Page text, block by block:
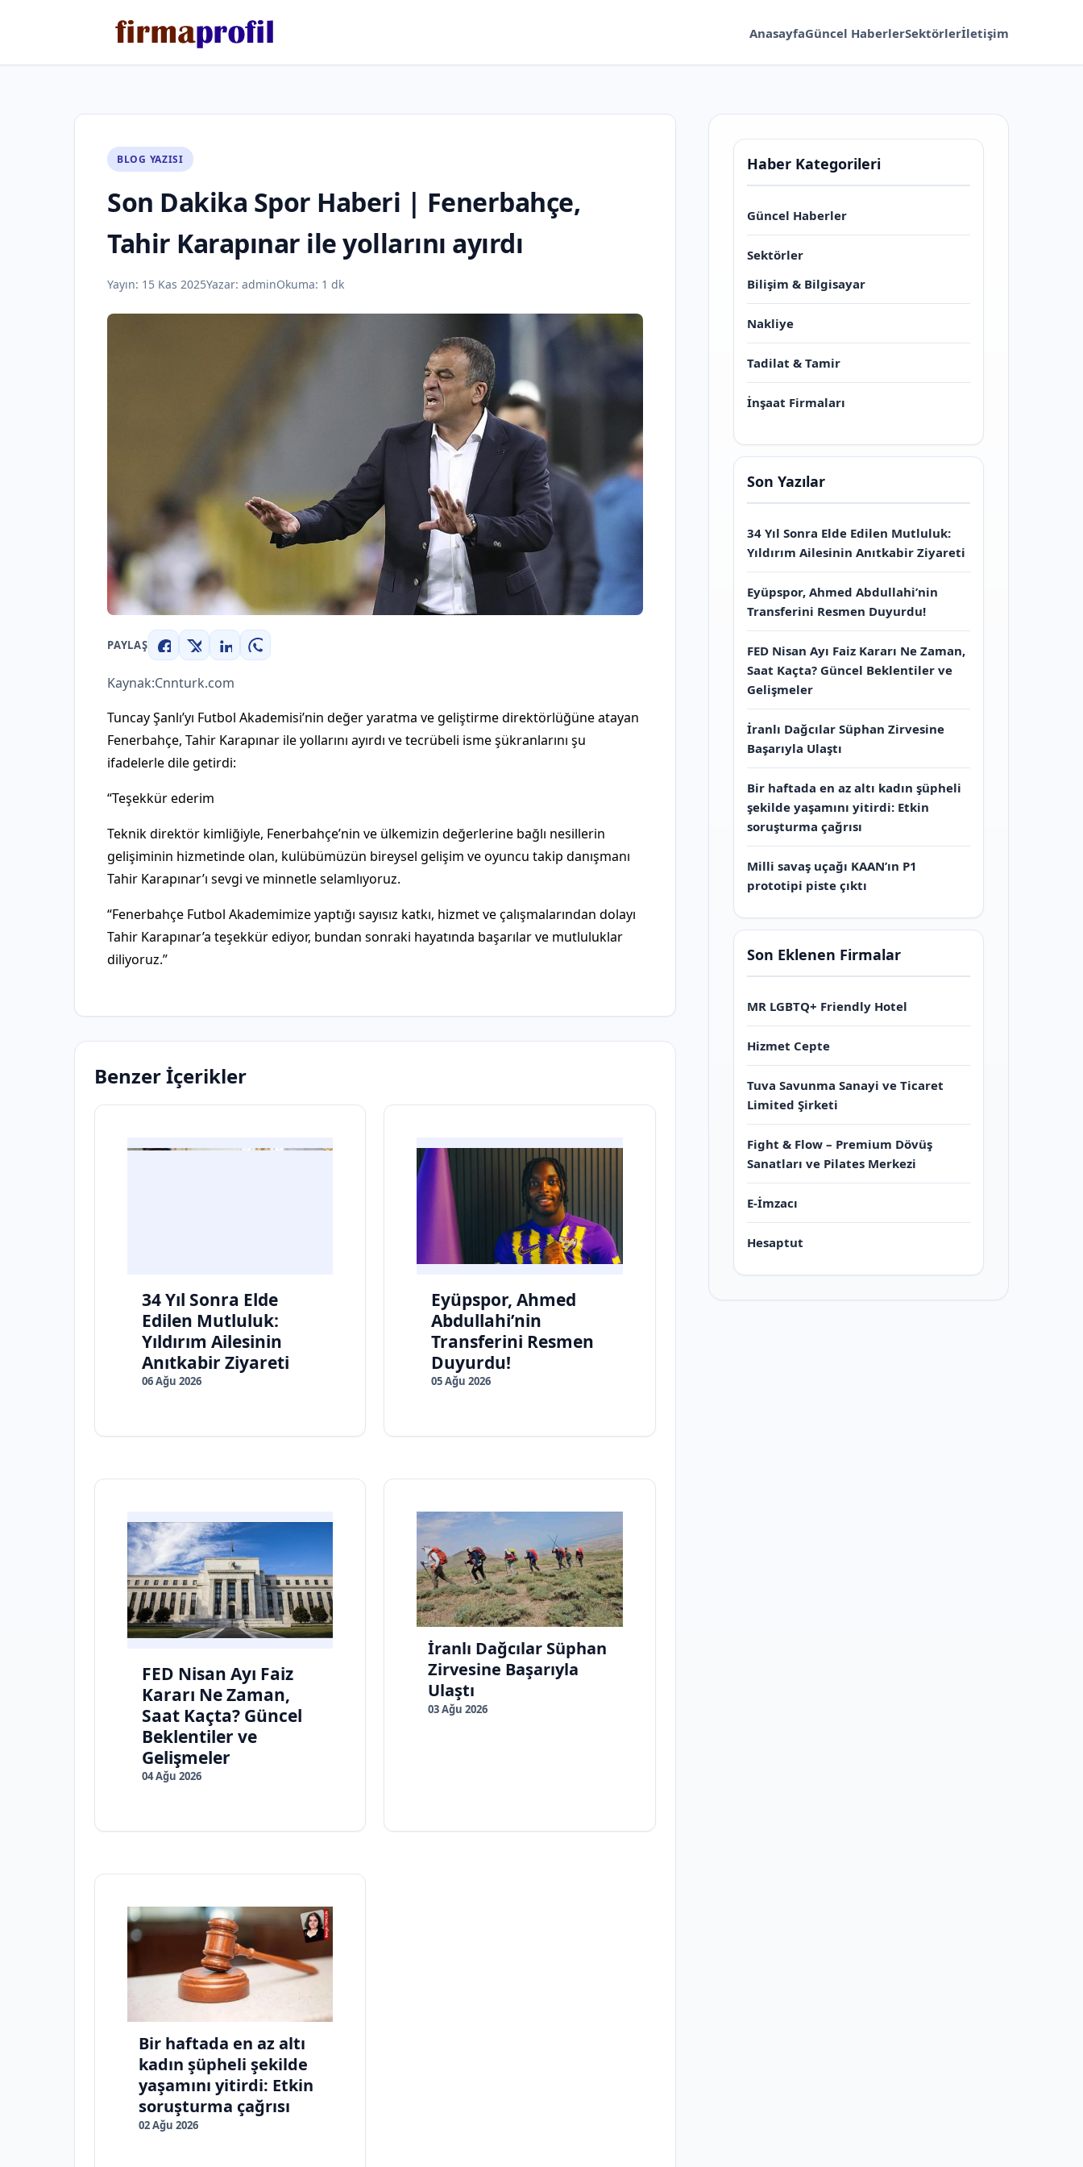
AnasayfaGüncel HaberlerSektörlerİletişim
BLOG YAZISI
Son Dakika Spor Haberi | Fenerbahçe,
Tahir Karapınar ile yollarını ayırdı
Yayın: 15 Kas 2025Yazar: adminOkuma: 1 dk
PAYLAŞ
Facebook
X LinkedInWhatsApp
Kaynak:Cnnturk.com
Tuncay Şanlı’yı Futbol Akademisi’nin değer yaratma ve geliştirme direktörlüğüne atayan
Fenerbahçe, Tahir Karapınar ile yollarını ayırdı ve tecrübeli isme şükranlarını şu
ifadelerle dile getirdi:
“Teşekkür ederim
Teknik direktör kimliğiyle, Fenerbahçe’nin ve ülkemizin değerlerine bağlı nesillerin
gelişiminin hizmetinde olan, kulübümüzün bireysel gelişim ve oyuncu takip danışmanı
Tahir Karapınar’ı sevgi ve minnetle selamlıyoruz.
“Fenerbahçe Futbol Akademimize yaptığı sayısız katkı, hizmet ve çalışmalarından dolayı
Tahir Karapınar’a teşekkür ediyor, bundan sonraki hayatında başarılar ve mutluluklar
diliyoruz.”
Benzer İçerikler
34 Yıl Sonra Elde
Edilen Mutluluk:
Yıldırım Ailesinin
Anıtkabir Ziyareti
06 Ağu 2026
Eyüpspor, Ahmed
Abdullahi’nin
Transferini Resmen
Duyurdu!
05 Ağu 2026
FED Nisan Ayı Faiz
Kararı Ne Zaman,
Saat Kaçta? Güncel
Beklentiler ve
Gelişmeler
04 Ağu 2026
İranlı Dağcılar Süphan
Zirvesine Başarıyla
Ulaştı
03 Ağu 2026
Bir haftada en az altı
kadın şüpheli şekilde
yaşamını yitirdi: Etkin
soruşturma çağrısı
02 Ağu 2026
Haber Kategorileri
Güncel Haberler
Sektörler
Bilişim & Bilgisayar
Nakliye
Tadilat & Tamir
İnşaat Firmaları
Son Yazılar
34 Yıl Sonra Elde Edilen Mutluluk:
Yıldırım Ailesinin Anıtkabir Ziyareti
Eyüpspor, Ahmed Abdullahi’nin
Transferini Resmen Duyurdu!
FED Nisan Ayı Faiz Kararı Ne Zaman,
Saat Kaçta? Güncel Beklentiler ve
Gelişmeler
İranlı Dağcılar Süphan Zirvesine
Başarıyla Ulaştı
Bir haftada en az altı kadın şüpheli
şekilde yaşamını yitirdi: Etkin
soruşturma çağrısı
Milli savaş uçağı KAAN’ın P1
prototipi piste çıktı
Son Eklenen Firmalar
MR LGBTQ+ Friendly Hotel
Hizmet Cepte
Tuva Savunma Sanayi ve Ticaret
Limited Şirketi
Fight & Flow – Premium Dövüş
Sanatları ve Pilates Merkezi
E-İmzacı
Hesaptut